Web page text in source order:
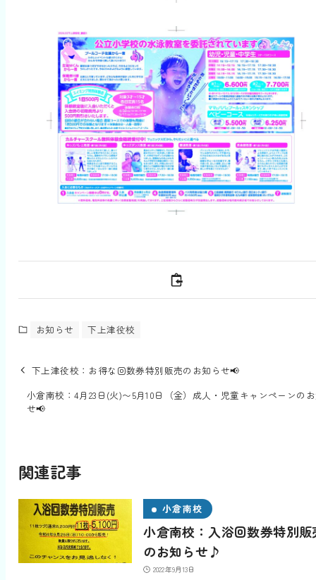
お知らせ 下上津役校
下上津役校：お得な回数券特別販売のお知らせ📢
小倉南校：4月23日(火)〜5月10日（金）成人・児童キャンペーンの
せ📢
関連記事
小倉南校
小倉南校：入浴回数券特別販
のお知らせ♪
2022年9月13日